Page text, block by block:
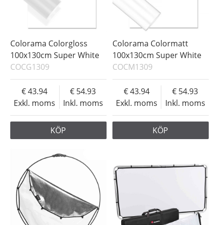
Colorama Colorgloss
100x130cm Super White
COCG1309
Exkl. moms
43.94
Inkl. moms
54.93
KÖP
Colorama Colormatt
100x130cm Super White
COCM1309
Exkl. moms
43.94
Inkl. moms
54.93
KÖP